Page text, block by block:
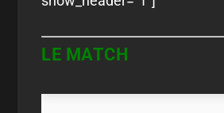
LE MATCH